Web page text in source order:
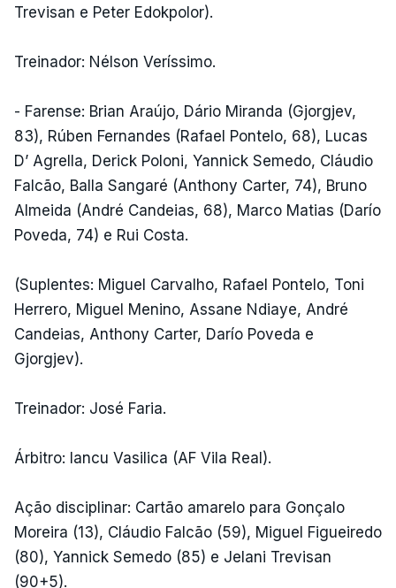
Trevisan e Peter Edokpolor).
Treinador: Nélson Veríssimo.
- Farense: Brian Araújo, Dário Miranda (Gjorgjev,
83), Rúben Fernandes (Rafael Pontelo, 68), Lucas
D’ Agrella, Derick Poloni, Yannick Semedo, Cláudio
Falcão, Balla Sangaré (Anthony Carter, 74), Bruno
Almeida (André Candeias, 68), Marco Matias (Darío
Poveda, 74) e Rui Costa.
(Suplentes: Miguel Carvalho, Rafael Pontelo, Toni
Herrero, Miguel Menino, Assane Ndiaye, André
Candeias, Anthony Carter, Darío Poveda e
Gjorgjev).
Treinador: José Faria.
Árbitro: Iancu Vasilica (AF Vila Real).
Ação disciplinar: Cartão amarelo para Gonçalo
Moreira (13), Cláudio Falcão (59), Miguel Figueiredo
(80), Yannick Semedo (85) e Jelani Trevisan
(90+5).